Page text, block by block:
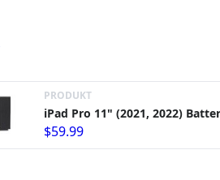
PRODUKT
iPad Pro 11" (2021, 2022)
$59.99